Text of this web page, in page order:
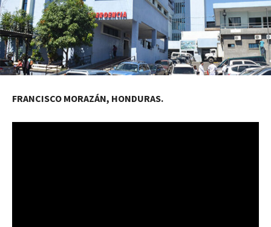
FRANCISCO MORAZÁN, HONDURAS.